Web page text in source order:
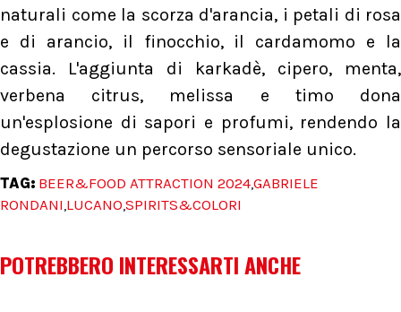
naturali come la scorza d'arancia, i petali di rosa
e di arancio, il finocchio, il cardamomo e la
cassia. L'aggiunta di karkadè, cipero, menta,
verbena citrus, melissa e timo dona
un'esplosione di sapori e profumi, rendendo la
degustazione un percorso sensoriale unico.
TAG: BEER&FOOD ATTRACTION 2024,GABRIELE
RONDANI,LUCANO,SPIRITS&COLORI
POTREBBERO INTERESSARTI ANCHE